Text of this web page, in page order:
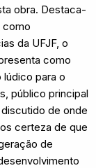
obra. Destaca-
como
da UFJF, o
como
para o
público principal
de onde
certeza de que
de